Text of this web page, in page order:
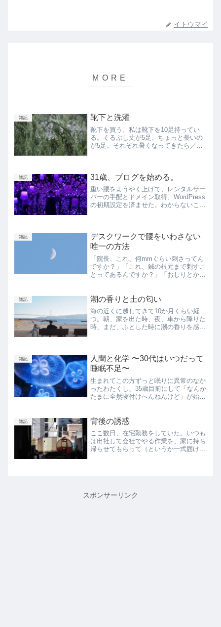
イトウマイ
雑記 靴下と洗濯
靴下を買う。私は靴下を10足持ってい
る。くるぶし丈が5足、ちょっと長いの
が5足。それぞれ暑くなってきたら／寒
るまで履き潰す。大体そ...
雑記 31歳、ブログを始める。
重い腰をようやく上げて、レンタルサー
バーの手配とドメイン取得、WordPress
の初期設定を済ませた。わからないこと
たが、WordP...
雑記
デスクワークで腰をいわさない
唯一の方法
「院長、これ、何mmぐらい刺さってん
ですか？」「これ、鍼の根元まで刺すこ
とってあるんですか？」「おしりとかの
か？」「鍼って腰痛にもアプローチでき
たりします？」プロにあれ...
雑記 潮の香りと土の匂い
海の近くに越してきて10か月くらい経
つ。朝、家を出た時、夜、車から降りた
時、まだ、ふとした時に潮の香りを感じ
た。北区で生まれ育ち、中...
雑記
人間と化学 〜30代はいつだって
睡眠不足〜
生まれてこの方ずっと眠りに異常のなか
ったわたくし、35歳目前にして「なんか
たまに全然寝付けへんねんけど」が始ま
バグだったのか、服薬しなくてもあっさ
り寝付けるようになる。...
雑記 背後の誘惑
ここ数日、在宅勤務をしていた。いつも
は出社して会社でやる作業を、家に持ち
帰らせてもらって（というか一式届けて
スポンサーリンク